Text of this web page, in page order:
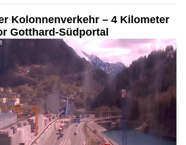
Kolonnenverkehr – 4 Kilometer
Gotthard-Südportal